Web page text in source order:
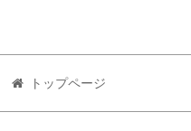
トップページ